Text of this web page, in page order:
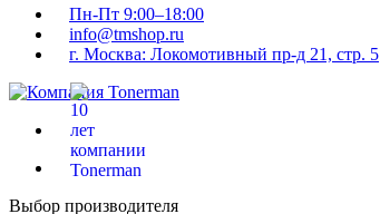
Пн-Пт 9:00–18:00
info@tmshop.ru
г. Москва: Локомотивный пр-д 21, стр. 5
Выбор производителя